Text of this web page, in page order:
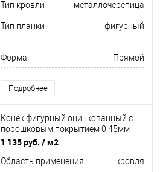
Тип кровли металлочерепица
Тип планки фигурный
Форма Прямой
Подробнее
Конек фигурный оцинкованный c
порошковым покрытием 0,45мм
RAL 9002
1 135 руб. / м2
Область применения кровля